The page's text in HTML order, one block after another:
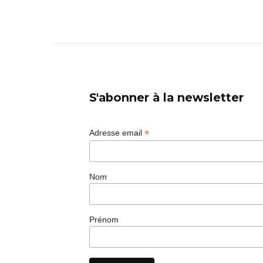
S'abonner à la newsletter
Adresse email *
Nom
Prénom